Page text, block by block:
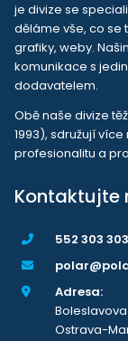
je divize se
děláme vše, co se
grafiky, weby.
komunikace s
dodavatelem.
Obě naše divize
1993), sdružují
profesionalitu a
Kontaktujte
552 303 303
Adresa:
Boleslavova
Ostrava-